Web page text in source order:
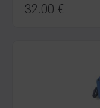
32.00 €